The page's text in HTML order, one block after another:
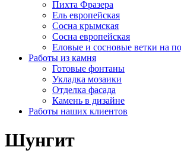
Пихта Фразера
Ель европейская
Сосна крымская
Сосна европейская
Еловые и сосновые ветки на
Работы из камня
Готовые фонтаны
Укладка мозаики
Отделка фасада
Камень в дизайне
Работы наших клиентов
Шунгит